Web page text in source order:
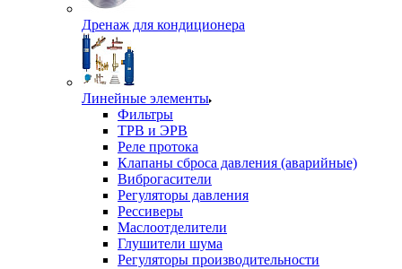
Дренаж для кондиционера
Линейные элементы
Фильтры
ТРВ и ЭРВ
Реле протока
Клапаны сброса давления (аварийные)
Виброгасители
Регуляторы давления
Рессиверы
Маслоотделители
Глушители шума
Регуляторы производительности